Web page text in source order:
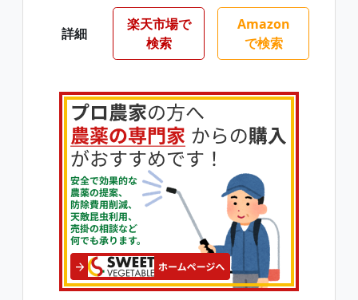
詳細
楽天市場で
検索
Amazon
で検索